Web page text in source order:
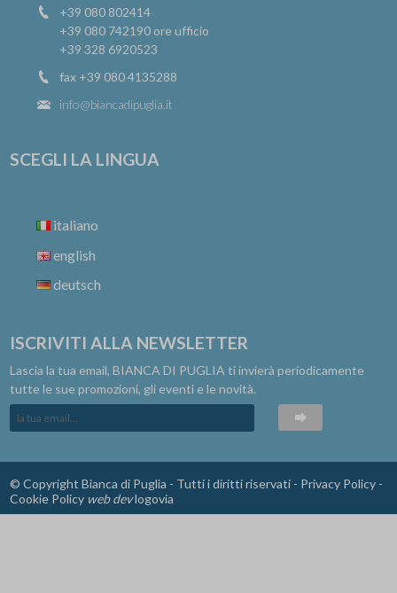
+39 080 802414
+39 080 742190 ore ufficio
+39 328 6920523
fax +39 080 4135288
info@biancadipuglia.it
SCEGLI LA LINGUA
italiano
english
deutsch
ISCRIVITI ALLA NEWSLETTER
Lascia la tua email, BIANCA DI PUGLIA ti invierà periodicamente
tutte le sue promozioni, gli eventi e le novità.
© Copyright Bianca di Puglia - Tutti i diritti riservati - Privacy Policy -
Cookie Policy web devlogovia